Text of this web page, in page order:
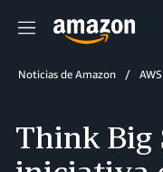
Menú
Noticias de Amazon AWS
Think Big